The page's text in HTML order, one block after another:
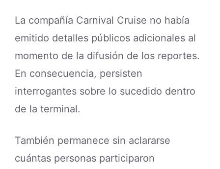
La compañía Carnival Cruise no había
emitido detalles públicos adicionales al
momento de la difusión de los reportes.
En consecuencia, persisten
interrogantes sobre lo sucedido dentro
de la terminal.
También permanece sin aclararse
cuántas personas participaron